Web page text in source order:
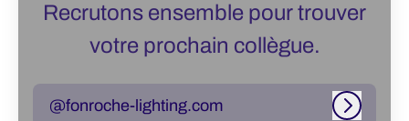
Recrutons ensemble pour trouver
votre prochain collègue.
@fonroche-lighting.com